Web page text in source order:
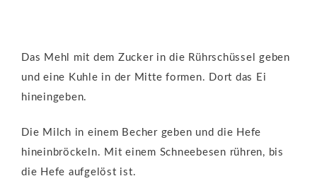
Das Mehl mit dem Zucker in die Rührschüssel geben
und eine Kuhle in der Mitte formen. Dort das Ei
hineingeben.
Die Milch in einem Becher geben und die Hefe
hineinbröckeln. Mit einem Schneebesen rühren, bis
die Hefe aufgelöst ist.